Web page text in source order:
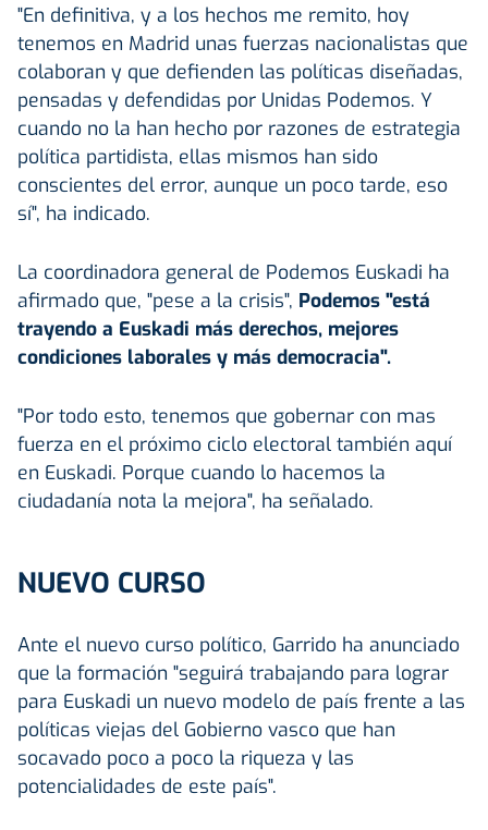
"En definitiva, y a los hechos me remito, hoy
tenemos en Madrid unas fuerzas nacionalistas que
colaboran y que defienden las políticas diseñadas,
pensadas y defendidas por Unidas Podemos. Y
cuando no la han hecho por razones de estrategia
política partidista, ellas mismos han sido
conscientes del error, aunque un poco tarde, eso
sí", ha indicado.
La coordinadora general de Podemos Euskadi ha
afirmado que, "pese a la crisis", Podemos "está
trayendo a Euskadi más derechos, mejores
condiciones laborales y más democracia".
"Por todo esto, tenemos que gobernar con mas
fuerza en el próximo ciclo electoral también aquí
en Euskadi. Porque cuando lo hacemos la
ciudadanía nota la mejora", ha señalado.
NUEVO CURSO
Ante el nuevo curso político, Garrido ha anunciado
que la formación "seguirá trabajando para lograr
para Euskadi un nuevo modelo de país frente a las
políticas viejas del Gobierno vasco que han
socavado poco a poco la riqueza y las
potencialidades de este país".